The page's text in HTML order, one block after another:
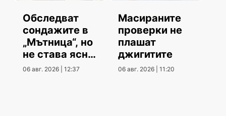
Обследват
сондажите в
„Мътница“, но
не става ясно
кога
06 авг. 2026 | 12:37
Масираните
проверки не
плашат
джигитите
06 авг. 2026 | 11:20